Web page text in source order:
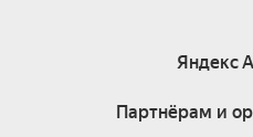
Яндекс
Партнёрам и